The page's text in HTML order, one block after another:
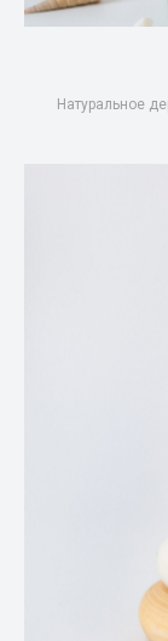
Натуральное